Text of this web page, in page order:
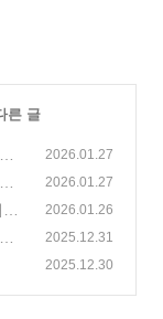
른 글
2026.01.27
2026.01.27
2026.01.26
2025.12.31
2025.12.30